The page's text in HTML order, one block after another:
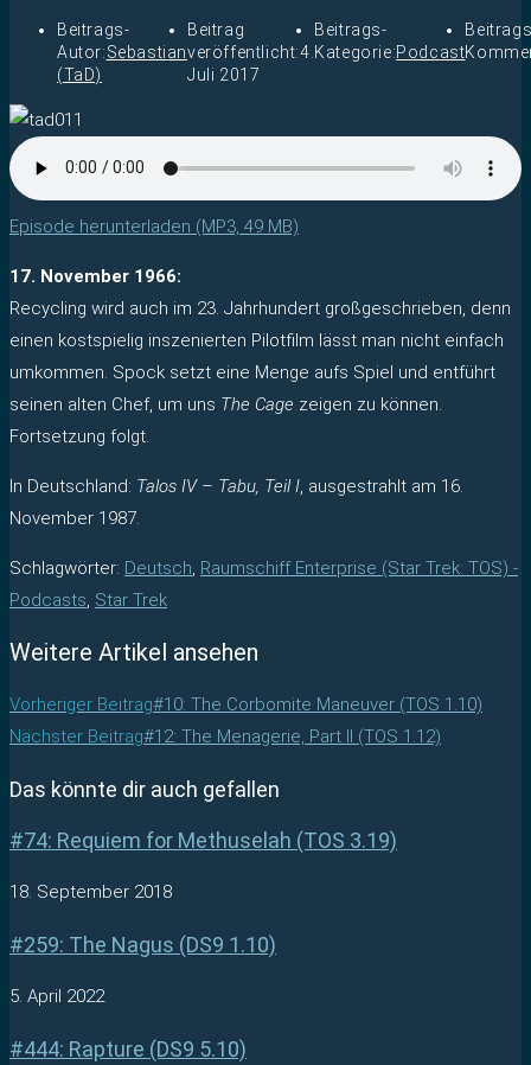
Beitrags-
Autor:Sebastian
(TaD)
Beitrag
veröffentlicht:4.
Juli 2017
Beitrags-
Kategorie:Podcast
Episode herunterladen (MP3, 49 MB)
17. November 1966:
Recycling wird auch im 23. Jahrhundert großgeschrieben, denn
einen kostspielig inszenierten Pilotfilm lässt man nicht einfach
umkommen. Spock setzt eine Menge aufs Spiel und entführt
seinen alten Chef, um uns The Cage zeigen zu können.
Fortsetzung folgt.
In Deutschland: Talos IV – Tabu, Teil I, ausgestrahlt am 16.
November 1987.
Schlagwörter: Deutsch, Raumschiff Enterprise (Star Trek: TOS) -
Podcasts, Star Trek
Weitere Artikel ansehen
Vorheriger Beitrag#10: The Corbomite Maneuver (TOS 1.10)
Nächster Beitrag#12: The Menagerie, Part II (TOS 1.12)
Das könnte dir auch gefallen
#74: Requiem for Methuselah (TOS 3.19)
18. September 2018
#259: The Nagus (DS9 1.10)
5. April 2022
#444: Rapture (DS9 5.10)